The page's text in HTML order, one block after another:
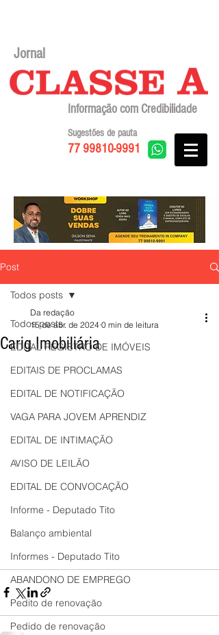
Jornal
Informação com Credibilidade
77 99810-9991
Sugestões de pauta
Post
Todos posts
EDITAL REGISTRO DE IMÓVEIS
EDITAIS DE PROCLAMAS
EDITAL DE NOTIFICAÇÃO
VAGA PARA JOVEM APRENDIZ
EDITAL DE INTIMAÇÃO
AVISO DE LEILÃO
EDITAL DE CONVOCAÇÃO
Informe - Deputado Tito
Balanço ambiental
Informes - Deputado Tito
ABANDONO DE EMPREGO
Pedito de renovação
Pedido de renovação
Todos posts
Carig Imobiliária
Da redação
15 de abr. de 2024 0 min de leitura